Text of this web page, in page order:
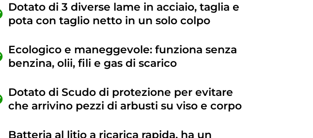
Dotato di 3 diverse lame in acciaio, taglia e
pota con taglio netto in un solo colpo
Ecologico e maneggevole: funziona senza
benzina, olii, fili e gas di scarico
Dotato di Scudo di protezione per evitare
che arrivino pezzi di arbusti su viso e corpo
Batteria al litio a ricarica rapida, ha un